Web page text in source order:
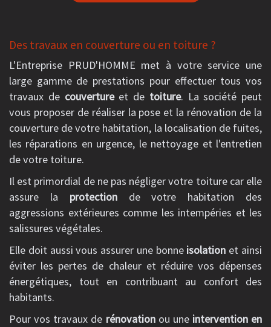
Des travaux en couverture ou en toiture ?
L'Entreprise PRUD'HOMME met à votre service une
large gamme de prestations pour effectuer tous vos
travaux de couvertureet de toiture. La société peut
vous proposer de réaliser la pose et la rénovation de la
couverture de votre habitation, la localisation de fuites,
les réparations en urgence, le nettoyage et l'entretien
de votre toiture.
Il est primordial de ne pas négliger votre toiture car elle
assure la protectionde votre habitation des
aggressions extérieures comme les intempéries et les
salissures végétales.
Elle doit aussi vous assurer une bonne isolation et ainsi
éviter les pertes de chaleur et réduire vos dépenses
énergétiques, tout en contribuant au confort des
habitants.
Pour vos travaux de rénovationou une intervention en